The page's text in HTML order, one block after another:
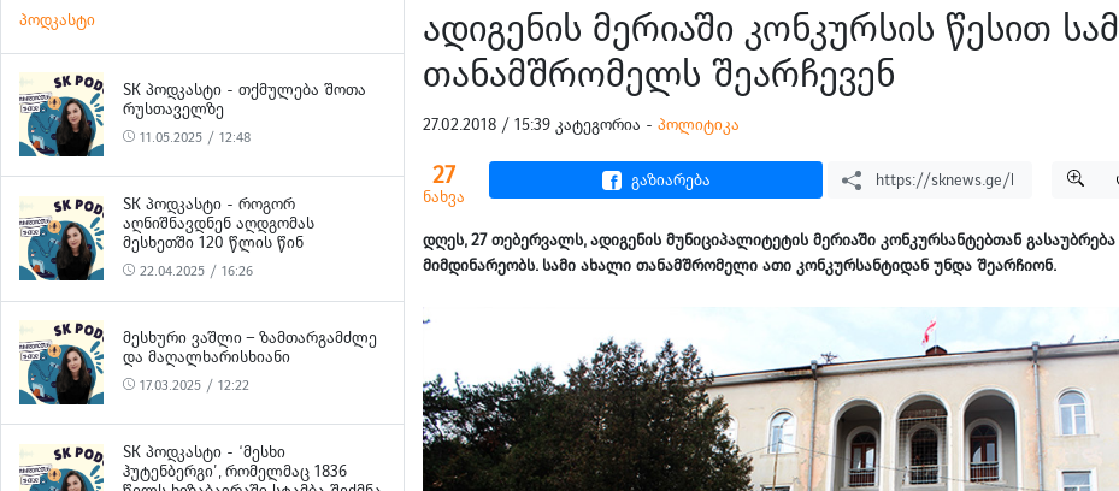
პოდკასტი
SK ᲞᲝᲓᲙᲐᲡᲢᲘ - ᲗᲥᲛᲣᲚᲔᲑᲐ ᲨᲝᲗᲐ
ᲠᲣᲡᲗᲐᲕᲔᲚᲖᲔ
11.05.2025 / 12:48
SK ᲞᲝᲓᲙᲐᲡᲢᲘ - ᲠᲝᲒᲝᲠ
ᲐᲦᲜᲘᲨᲜᲐᲕᲓᲜᲔᲜ ᲐᲦᲓᲒᲝᲛᲐᲡ
ᲛᲔᲡᲮᲔᲗᲨᲘ 120 ᲬᲚᲘᲡ ᲬᲘᲜ
22.04.2025 / 16:26
ᲛᲔᲡᲮᲣᲠᲘ ᲕᲐᲨᲚᲘ – ᲖᲐᲛᲗᲐᲠᲒᲐᲛᲫᲚᲔ
ᲓᲐ ᲛᲐᲦᲐᲚᲮᲐᲠᲘᲡᲮᲘᲐᲜᲘ
17.03.2025 / 12:22
SK ᲞᲝᲓᲙᲐᲡᲢᲘ - ‘ᲛᲔᲡᲮᲘ
ᲰᲣᲢᲔᲜᲑᲔᲠᲒᲘ’, ᲠᲝᲛᲔᲚᲛᲐᲪ 1836
ადიგენის მერიაში კონკურსის წესით სამ
თანამშრომელს შეარჩევენ
27.02.2018 / 15:39 კატეგორია - პოლიტიკა
27
ნახვა
გაზიარება
დღეს, 27 თებერვალს, ადიგენის მუნიციპალიტეტის მერიაში კონკურსანტებთან გასაუბრება
მიმდინარეობს. სამი ახალი თანამშრომელი ათი კონკურსანტიდან უნდა შეარჩიონ.